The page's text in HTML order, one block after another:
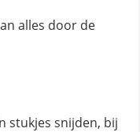
alles door de
stukjes snijden, bij